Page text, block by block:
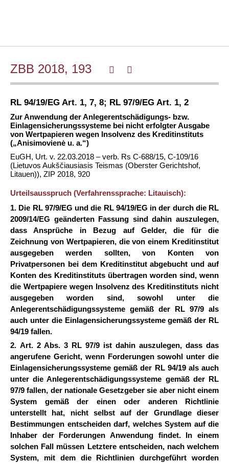
ZBB 2018, 193
RL 94/19/EG Art. 1, 7, 8; RL 97/9/EG Art. 1, 2
Zur Anwendung der Anlegerentschädigungs- bzw.
Einlagensicherungssysteme bei nicht erfolgter Ausgabe
von Wertpapieren wegen Insolvenz des Kreditinstituts
(„Anisimovienė u. a.“)
EuGH, Urt. v. 22.03.2018 – verb. Rs C-688/15, C-109/16
(Lietuvos Aukščiausiasis Teismas (Oberster Gerichtshof,
Litauen)), ZIP 2018, 920
Urteilsausspruch (Verfahrenssprache: Litauisch):
1. Die RL 97/9/EG und die RL 94/19/EG in der durch die RL
2009/14/EG geänderten Fassung sind dahin auszulegen,
dass Ansprüche in Bezug auf Gelder, die für die
Zeichnung von Wertpapieren, die von einem Kreditinstitut
ausgegeben werden sollten, von Konten von
Privatpersonen bei dem Kreditinstitut abgebucht und auf
Konten des Kreditinstituts übertragen worden sind, wenn
die Wertpapiere wegen Insolvenz des Kreditinstituts nicht
ausgegeben worden sind, sowohl unter die
Anlegerentschädigungssysteme gemäß der RL 97/9 als
auch unter die Einlagensicherungssysteme gemäß der RL
94/19 fallen.
2. Art. 2 Abs. 3 RL 97/9 ist dahin auszulegen, dass das
angerufene Gericht, wenn Forderungen sowohl unter die
Einlagensicherungssysteme gemäß der RL 94/19 als auch
unter die Anlegerentschädigungssysteme gemäß der RL
97/9 fallen, der nationale Gesetzgeber sie aber nicht einem
System gemäß der einen oder anderen Richtlinie
unterstellt hat, nicht selbst auf der Grundlage dieser
Bestimmungen entscheiden darf, welches System auf die
Inhaber der Forderungen Anwendung findet. In einem
solchen Fall müssen Letztere entscheiden, nach welchem
System, mit dem die Richtlinien durchgeführt worden